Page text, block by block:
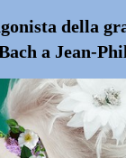
della
a Jean-